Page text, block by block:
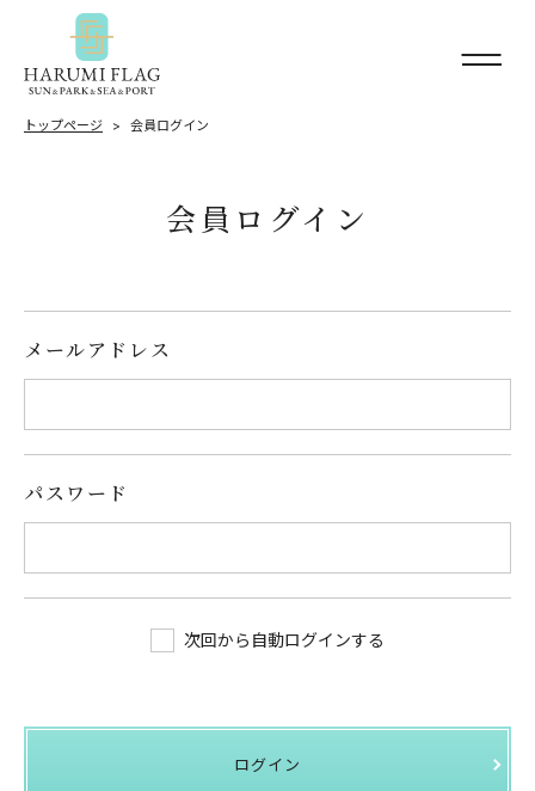
トップページ 会員ログイン
会員ログイン
メールアドレス
パスワード
次回から自動ログインする
ログイン